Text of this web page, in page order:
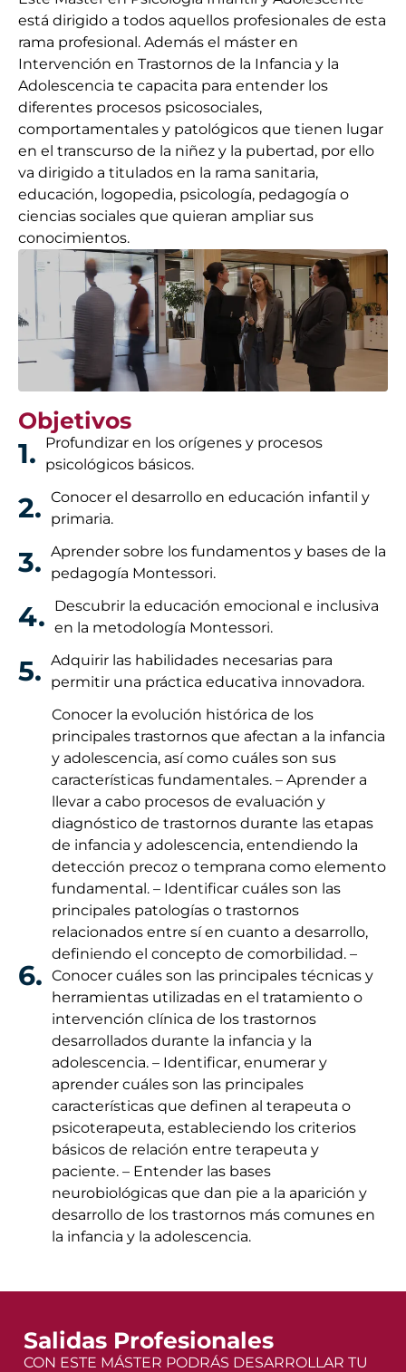
está dirigido a todos aquellos profesionales de esta
rama profesional. Además el máster en
Intervención en Trastornos de la Infancia y la
Adolescencia te capacita para entender los
diferentes procesos psicosociales,
comportamentales y patológicos que tienen lugar
en el transcurso de la niñez y la pubertad, por ello
va dirigido a titulados en la rama sanitaria,
educación, logopedia, psicología, pedagogía o
ciencias sociales que quieran ampliar sus
conocimientos.
Objetivos
1.
Profundizar en los orígenes y procesos
psicológicos básicos.
2. Conocer el desarrollo en educación infantil y
primaria.
3. Aprender sobre los fundamentos y bases de la
pedagogía Montessori.
4.
Descubrir la educación emocional e inclusiva
en la metodología Montessori.
5. Adquirir las habilidades necesarias para
permitir una práctica educativa innovadora.
6.
Conocer la evolución histórica de los
principales trastornos que afectan a la infancia
y adolescencia, así como cuáles son sus
características fundamentales. – Aprender a
llevar a cabo procesos de evaluación y
diagnóstico de trastornos durante las etapas
de infancia y adolescencia, entendiendo la
detección precoz o temprana como elemento
fundamental. – Identificar cuáles son las
principales patologías o trastornos
relacionados entre sí en cuanto a desarrollo,
definiendo el concepto de comorbilidad. –
Conocer cuáles son las principales técnicas y
herramientas utilizadas en el tratamiento o
intervención clínica de los trastornos
desarrollados durante la infancia y la
adolescencia. – Identificar, enumerar y
aprender cuáles son las principales
características que definen al terapeuta o
psicoterapeuta, estableciendo los criterios
básicos de relación entre terapeuta y
paciente. – Entender las bases
neurobiológicas que dan pie a la aparición y
desarrollo de los trastornos más comunes en
la infancia y la adolescencia.
Salidas Profesionales
CON ESTE MÁSTER PODRÁS DESARROLLAR TU